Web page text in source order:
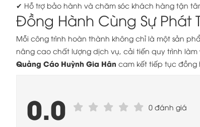
✔ Hỗ trợ bảo hành và chăm sóc khách hàng tận
Đồng Hành Cùng Sự Phát
Mỗi công trình hoàn thành không chỉ là một sản
nâng cao chất lượng dịch vụ, cải tiến quy trình
Quảng Cáo Huỳnh Gia Hân cam kết tiếp tục đồng
0.0 0 đánh giá